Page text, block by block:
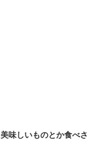
味しいものとか食べさ